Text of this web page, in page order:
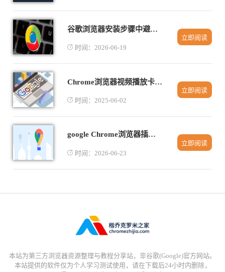
谷歌浏览器安装步骤中避免卡顿与错误
时间：2026-06-19
立即阅读
Chrome浏览器视频播放卡顿快速定位方法
时间：2025-06-02
立即阅读
google Chrome浏览器插件生态长期追踪
时间：2026-06-23
立即阅读
本站为第三方浏览器资源整理与教程分享站，非谷歌(Google)官方网站。
本站提供的软件仅为个人学习测试使用，请在下载后24小时内删除，